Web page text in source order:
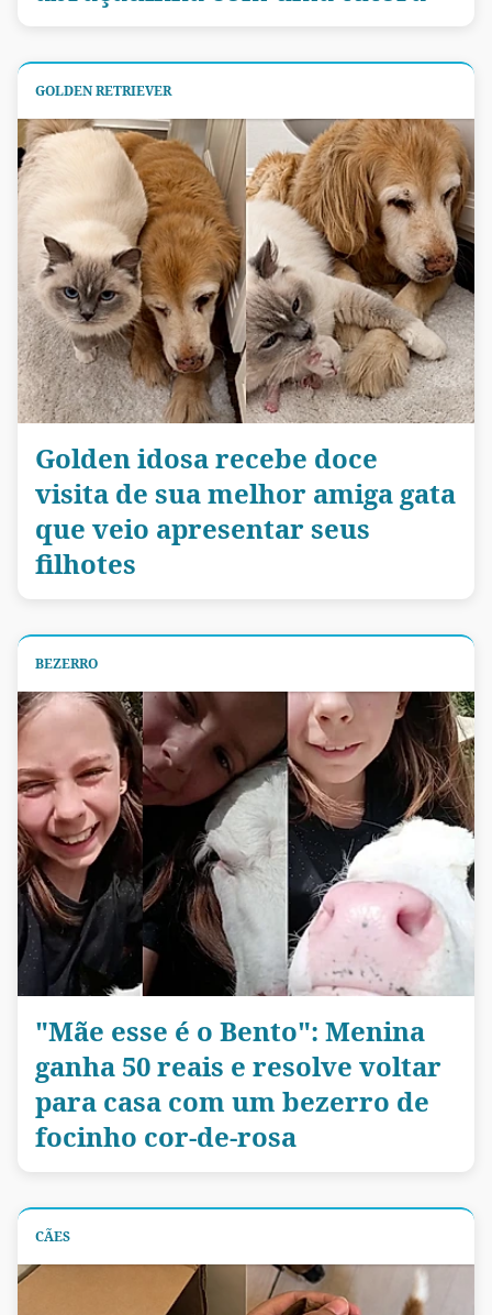
GOLDEN RETRIEVER
Golden idosa recebe doce
visita de sua melhor amiga gata
que veio apresentar seus
filhotes
BEZERRO
"Mãe esse é o Bento": Menina
ganha 50 reais e resolve voltar
para casa com um bezerro de
focinho cor-de-rosa
CÃES